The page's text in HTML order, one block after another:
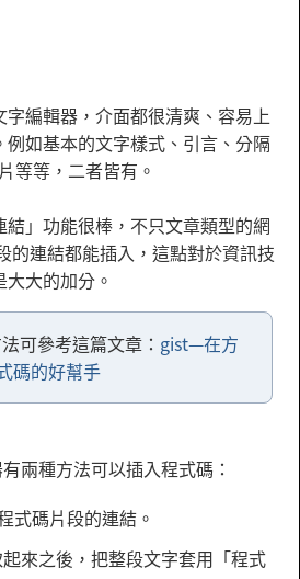
編輯器，介面都很清爽、容易上
如基本的文字樣式、引言、分隔
等等，二者皆有。
」功能很棒，不只文章類型的網
的連結都能插入，這點對於資訊技
大的加分。
可參考這篇文章： gist—在方
碼的好幫手
兩種方法可以插入程式碼：
式碼片段的連結。
來之後，把整段文字套用「程式